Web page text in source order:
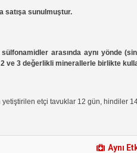
satışa sunulmuştur.
arasında aynı yönde
3 değerlikli minerallerle birlikte
etçi tavuklar 12 gün, hindiler
Aynı